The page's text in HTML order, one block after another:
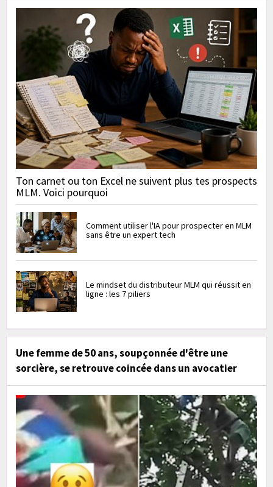
Ton carnet ou ton Excel ne suivent plus tes prospects
MLM. Voici pourquoi
Comment utiliser l'IA pour prospecter en MLM
sans être un expert tech
Le mindset du distributeur MLM qui réussit en
ligne : les 7 piliers
Une femme de 50 ans, soupçonnée d'être une
sorcière, se retrouve coincée dans un avocatier